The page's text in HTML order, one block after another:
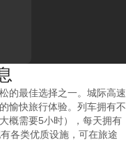
的最佳选择之一。城际高速
愉快旅行体验。列车拥有不
概需要5小时），每天拥有
各类优质设施，可在旅途